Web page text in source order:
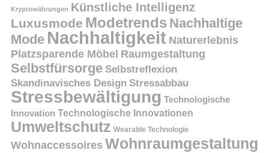
Kryptowährungen Künstliche Intelligenz
Luxusmode Modetrends Nachhaltige
Mode Nachhaltigkeit Naturerlebnis
Platzsparende Möbel Raumgestaltung
Selbstfürsorge Selbstreflexion
Skandinavisches Design Stressabbau
Stressbewältigung Technologische
Innovation Technologische Innovationen
Umweltschutz Wearable Technologie
Wohnaccessoires Wohnraumgestaltung